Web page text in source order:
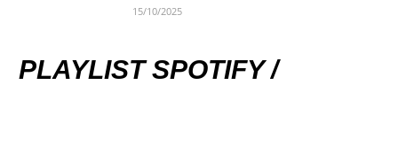
15/10/2025
PLAYLIST SPOTIFY /